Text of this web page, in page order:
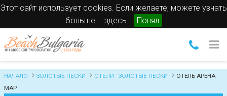
Этот сайт использует cookies. Если желаете, можете узнать
больше
здесь Понял
НАЧАЛО ЗОЛОТЫЕ ПЕСКИ ОТЕЛИ - ЗОЛОТЫЕ ПЕСКИ
ОТЕЛЬ АРЕНА
МАР